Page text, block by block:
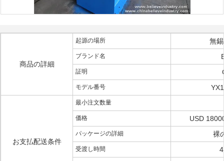
商品の詳細
起源の場所 無
ブランド名
証明
モデル番号
お支払配送条件
最小注文数量
価格 USD
パッケージの詳細 裸
受渡し時間